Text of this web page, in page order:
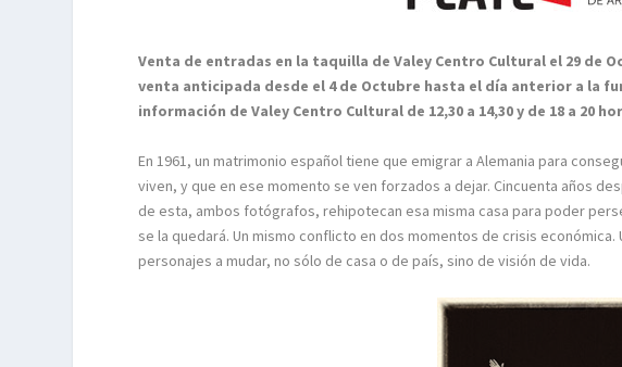
Venta de entradas en la taquilla de Valey Centro Cultural el 29 de
venta anticipada desde el 4 de Octubre hasta el día anterior a la
información de Valey Centro Cultural de 12,30 a 14,30 y de 18 a 20
En 1961, un matrimonio español tiene que emigrar a Alemania para
viven, y que en ese momento se ven forzados a dejar. Cincuenta años
de esta, ambos fotógrafos, rehipotecan esa misma casa para poder
se la quedará. Un mismo conflicto en dos momentos de crisis económica.
personajes a mudar, no sólo de casa o de país, sino de visión de vida.